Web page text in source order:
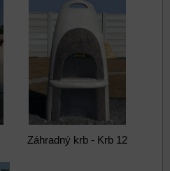
Záhradný krb - Krb 12